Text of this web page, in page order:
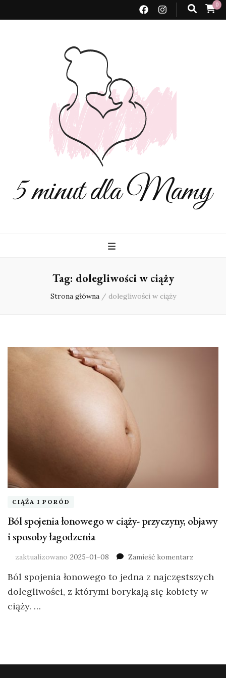
0
5 minut dla Mamy
Tag: dolegliwości w ciąży
Strona główna / dolegliwości w ciąży
CIĄŻA I PORÓD
Ból spojenia łonowego w ciąży- przyczyny, objawy
i sposoby łagodzenia
zaktualizowano 2025-01-08 Zamieść komentarz
Ból spojenia łonowego to jedna z najczęstszych
dolegliwości, z którymi borykają się kobiety w
ciąży. …